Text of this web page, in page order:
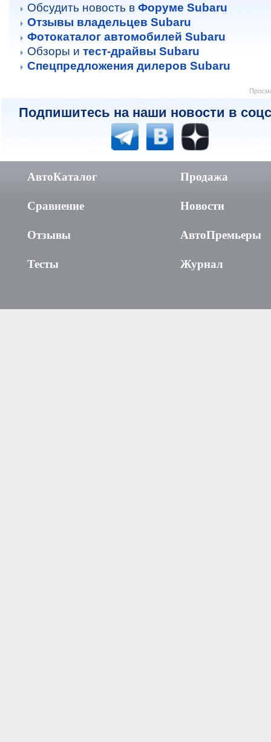
Обсудить новость в Форуме Subaru
Отзывы владельцев Subaru
Фотокаталог автомобилей Subaru
Обзоры и тест-драйвы Subaru
Спецпредложения дилеров Subaru
Подпишитесь на наши новости в
АвтоКаталог
Сравнение
Отзывы
Тесты
Продажа
Новости
АвтоПремьеры
Журнал